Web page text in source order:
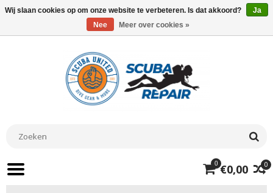
0
0 €0,00
Wij slaan cookies op om onze website te verbeteren. Is dat akkoord?
Ja
Nee
Meer over cookies »